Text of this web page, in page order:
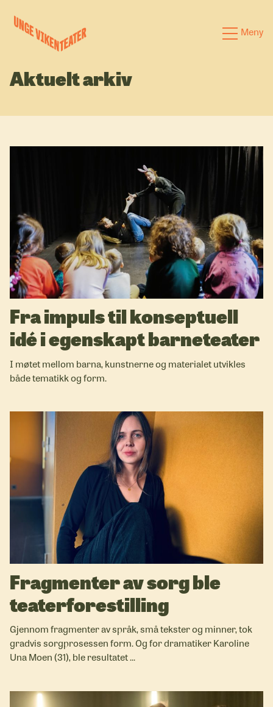
Meny
Forestillinger
Aktuelt arkiv
Fra impuls til konseptuell
idé i egenskapt barneteater
I møtet mellom barna, kunstnerne og materialet utvikles
både tematikk og form.
Fragmenter av sorg ble
teaterforestilling
Gjennom fragmenter av språk, små tekster og minner, tok
gradvis sorgprosessen form. Og for dramatiker Karoline
Una Moen (31), ble resultatet ...